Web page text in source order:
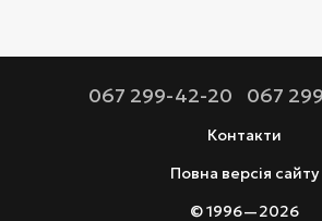
067 299-42-20 067
Контакти
Повна версія сайту
© 1996—2026